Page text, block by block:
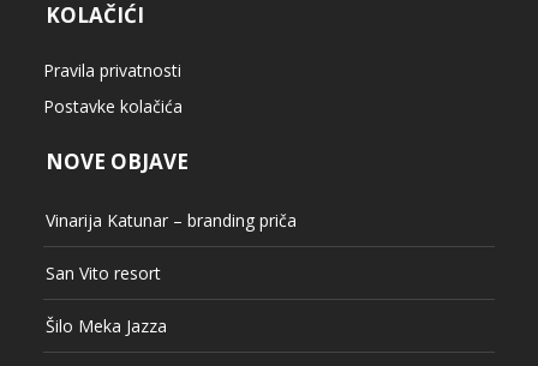
KOLAČIĆI
Pravila privatnosti
Postavke kolačića
NOVE OBJAVE
Vinarija Katunar – branding priča
San Vito resort
Šilo Meka Jazza